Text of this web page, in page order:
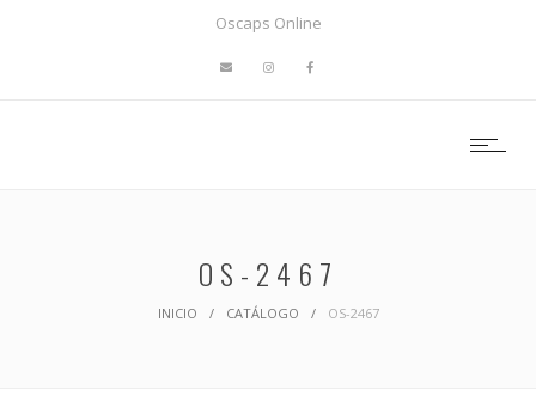
Oscaps Online
OS-2467
INICIO / CATÁLOGO / OS-2467